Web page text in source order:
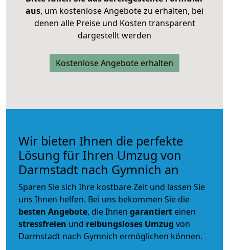
aus, um kostenlose Angebote zu erhalten, bei
denen alle Preise und Kosten transparent
dargestellt werden
Kostenlose Angebote erhalten
Wir bieten Ihnen die perfekte
Lösung für Ihren Umzug von
Darmstadt nach Gymnich an
Sparen Sie sich Ihre kostbare Zeit und lassen Sie
uns Ihnen helfen. Bei uns bekommen Sie die
besten Angebote, die Ihnen garantiert einen
stressfreien und reibungsloses Umzug von
Darmstadt nach Gymnich ermöglichen können.